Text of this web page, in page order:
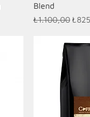
Blend
Normal Fiyat
₺1.100,00